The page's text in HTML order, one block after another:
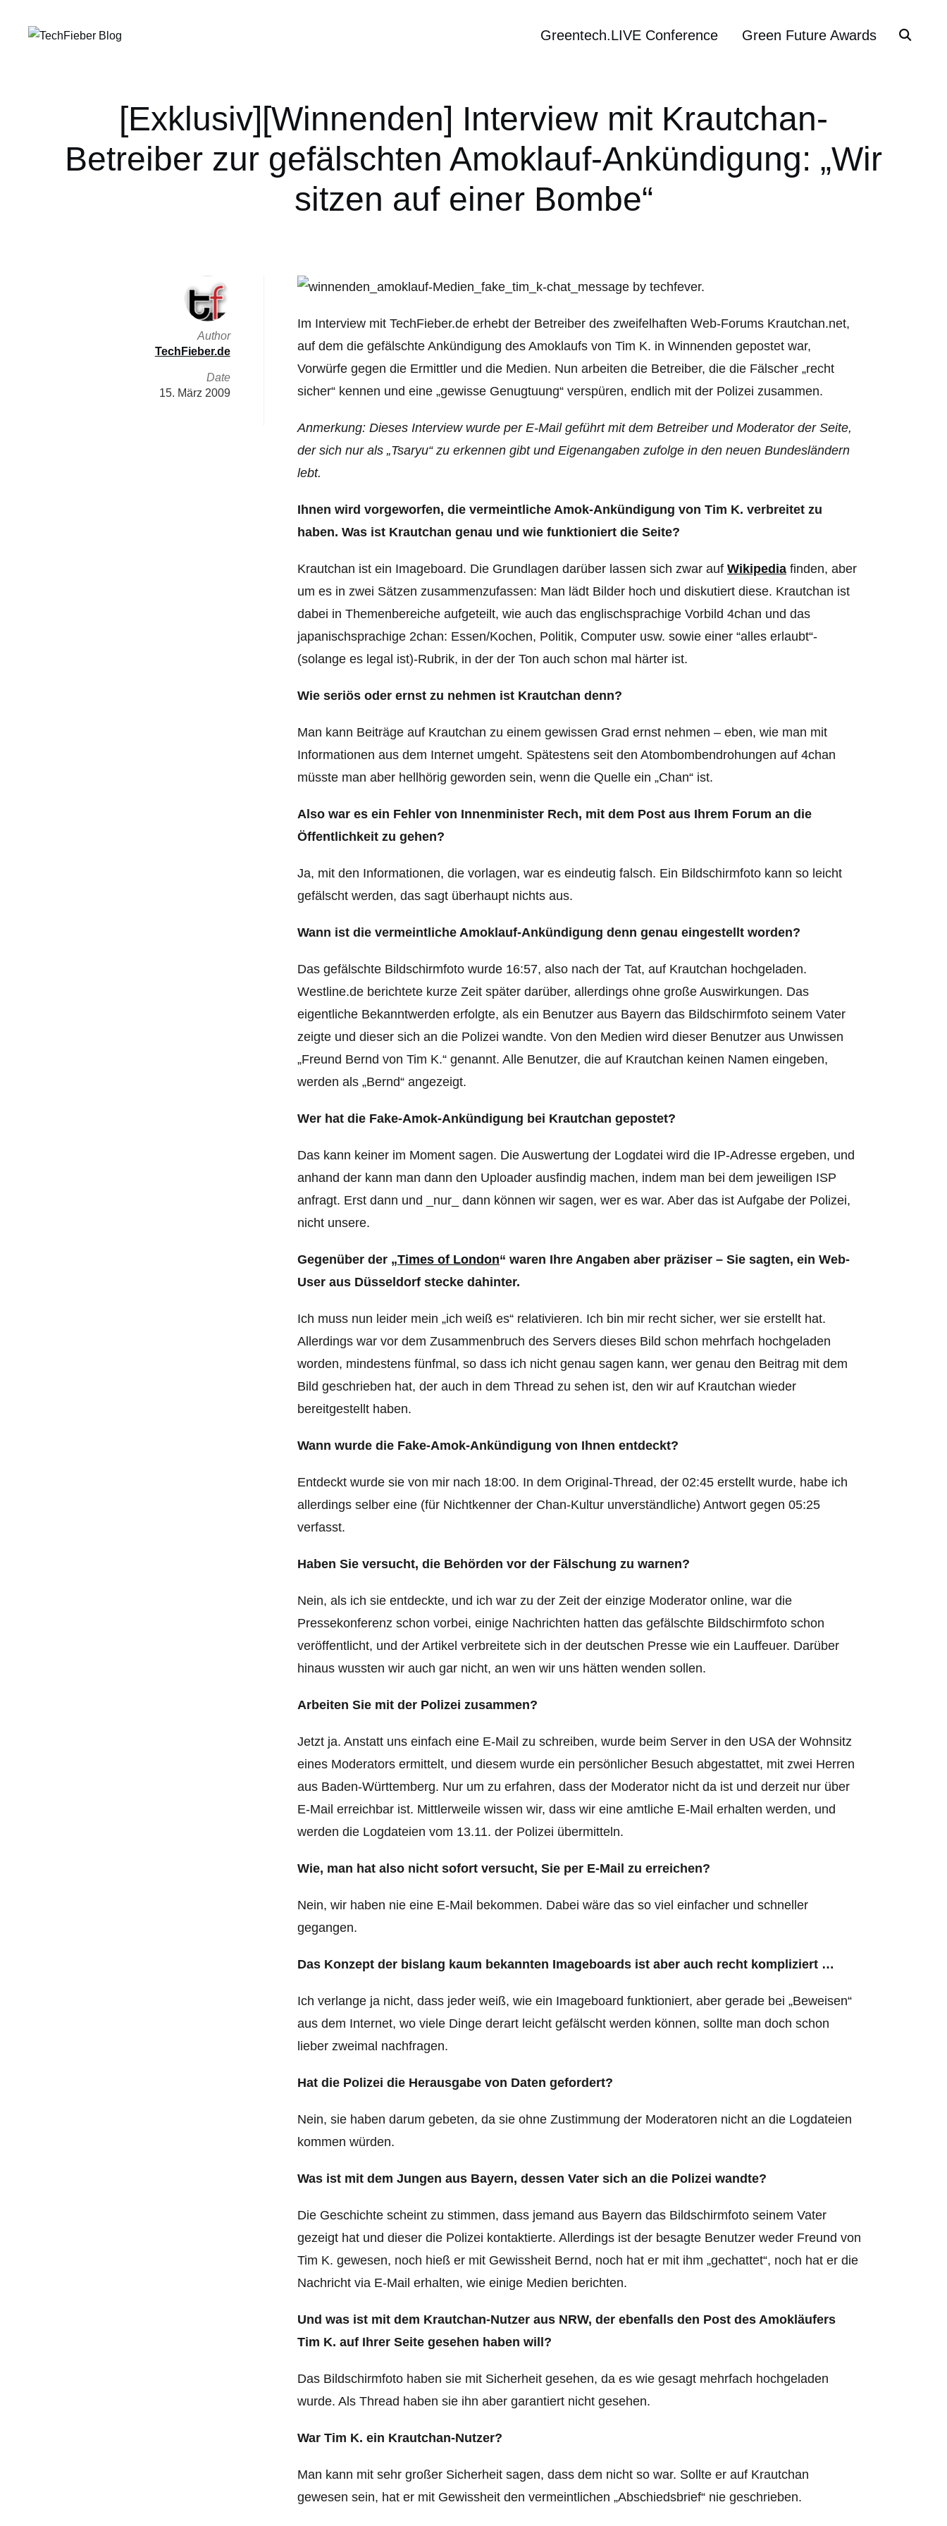
Greentech.LIVE Conference Green Future Awards
[Exklusiv][Winnenden] Interview mit Krautchan-
Betreiber zur gefälschten Amoklauf-Ankündigung: „Wir
sitzen auf einer Bombe“
Im Interview mit TechFieber.de erhebt der Betreiber des zweifelhaften Web-Forums Krautchan.net,
auf dem die gefälschte Ankündigung des Amoklaufs von Tim K. in Winnenden gepostet war,
Vorwürfe gegen die Ermittler und die Medien. Nun arbeiten die Betreiber, die die Fälscher „recht
sicher“ kennen und eine „gewisse Genugtuung“ verspüren, endlich mit der Polizei zusammen.
Anmerkung: Dieses Interview wurde per E-Mail geführt mit dem Betreiber und Moderator der Seite,
der sich nur als „Tsaryu“ zu erkennen gibt und Eigenangaben zufolge in den neuen Bundesländern
lebt.
Ihnen wird vorgeworfen, die vermeintliche Amok-Ankündigung von Tim K. verbreitet zu
haben. Was ist Krautchan genau und wie funktioniert die Seite?
Krautchan ist ein Imageboard. Die Grundlagen darüber lassen sich zwar auf Wikipedia finden, aber
um es in zwei Sätzen zusammenzufassen: Man lädt Bilder hoch und diskutiert diese. Krautchan ist
dabei in Themenbereiche aufgeteilt, wie auch das englischsprachige Vorbild 4chan und das
japanischsprachige 2chan: Essen/Kochen, Politik, Computer usw. sowie einer “alles erlaubt“-
(solange es legal ist)-Rubrik, in der der Ton auch schon mal härter ist.
Wie seriös oder ernst zu nehmen ist Krautchan denn?
Man kann Beiträge auf Krautchan zu einem gewissen Grad ernst nehmen – eben, wie man mit
Informationen aus dem Internet umgeht. Spätestens seit den Atombombendrohungen auf 4chan
müsste man aber hellhörig geworden sein, wenn die Quelle ein „Chan“ ist.
Also war es ein Fehler von Innenminister Rech, mit dem Post aus Ihrem Forum an die
Öffentlichkeit zu gehen?
Ja, mit den Informationen, die vorlagen, war es eindeutig falsch. Ein Bildschirmfoto kann so leicht
gefälscht werden, das sagt überhaupt nichts aus.
Wann ist die vermeintliche Amoklauf-Ankündigung denn genau eingestellt worden?
Das gefälschte Bildschirmfoto wurde 16:57, also nach der Tat, auf Krautchan hochgeladen.
Westline.de berichtete kurze Zeit später darüber, allerdings ohne große Auswirkungen. Das
eigentliche Bekanntwerden erfolgte, als ein Benutzer aus Bayern das Bildschirmfoto seinem Vater
zeigte und dieser sich an die Polizei wandte. Von den Medien wird dieser Benutzer aus Unwissen
„Freund Bernd von Tim K.“ genannt. Alle Benutzer, die auf Krautchan keinen Namen eingeben,
werden als „Bernd“ angezeigt.
Wer hat die Fake-Amok-Ankündigung bei Krautchan gepostet?
Das kann keiner im Moment sagen. Die Auswertung der Logdatei wird die IP-Adresse ergeben, und
anhand der kann man dann den Uploader ausfindig machen, indem man bei dem jeweiligen ISP
anfragt. Erst dann und _nur_ dann können wir sagen, wer es war. Aber das ist Aufgabe der Polizei,
nicht unsere.
Gegenüber der „Times of London“ waren Ihre Angaben aber präziser – Sie sagten, ein Web-
User aus Düsseldorf stecke dahinter.
Ich muss nun leider mein „ich weiß es“ relativieren. Ich bin mir recht sicher, wer sie erstellt hat.
Allerdings war vor dem Zusammenbruch des Servers dieses Bild schon mehrfach hochgeladen
worden, mindestens fünfmal, so dass ich nicht genau sagen kann, wer genau den Beitrag mit dem
Bild geschrieben hat, der auch in dem Thread zu sehen ist, den wir auf Krautchan wieder
bereitgestellt haben.
Wann wurde die Fake-Amok-Ankündigung von Ihnen entdeckt?
Entdeckt wurde sie von mir nach 18:00. In dem Original-Thread, der 02:45 erstellt wurde, habe ich
allerdings selber eine (für Nichtkenner der Chan-Kultur unverständliche) Antwort gegen 05:25
verfasst.
Haben Sie versucht, die Behörden vor der Fälschung zu warnen?
Nein, als ich sie entdeckte, und ich war zu der Zeit der einzige Moderator online, war die
Pressekonferenz schon vorbei, einige Nachrichten hatten das gefälschte Bildschirmfoto schon
veröffentlicht, und der Artikel verbreitete sich in der deutschen Presse wie ein Lauffeuer. Darüber
hinaus wussten wir auch gar nicht, an wen wir uns hätten wenden sollen.
Arbeiten Sie mit der Polizei zusammen?
Jetzt ja. Anstatt uns einfach eine E-Mail zu schreiben, wurde beim Server in den USA der Wohnsitz
eines Moderators ermittelt, und diesem wurde ein persönlicher Besuch abgestattet, mit zwei Herren
aus Baden-Württemberg. Nur um zu erfahren, dass der Moderator nicht da ist und derzeit nur über
E-Mail erreichbar ist. Mittlerweile wissen wir, dass wir eine amtliche E-Mail erhalten werden, und
werden die Logdateien vom 13.11. der Polizei übermitteln.
Wie, man hat also nicht sofort versucht, Sie per E-Mail zu erreichen?
Nein, wir haben nie eine E-Mail bekommen. Dabei wäre das so viel einfacher und schneller
gegangen.
Das Konzept der bislang kaum bekannten Imageboards ist aber auch recht kompliziert …
Ich verlange ja nicht, dass jeder weiß, wie ein Imageboard funktioniert, aber gerade bei „Beweisen“
aus dem Internet, wo viele Dinge derart leicht gefälscht werden können, sollte man doch schon
lieber zweimal nachfragen.
Hat die Polizei die Herausgabe von Daten gefordert?
Nein, sie haben darum gebeten, da sie ohne Zustimmung der Moderatoren nicht an die Logdateien
kommen würden.
Was ist mit dem Jungen aus Bayern, dessen Vater sich an die Polizei wandte?
Die Geschichte scheint zu stimmen, dass jemand aus Bayern das Bildschirmfoto seinem Vater
gezeigt hat und dieser die Polizei kontaktierte. Allerdings ist der besagte Benutzer weder Freund von
Tim K. gewesen, noch hieß er mit Gewissheit Bernd, noch hat er mit ihm „gechattet“, noch hat er die
Nachricht via E-Mail erhalten, wie einige Medien berichten.
Und was ist mit dem Krautchan-Nutzer aus NRW, der ebenfalls den Post des Amokläufers
Tim K. auf Ihrer Seite gesehen haben will?
Das Bildschirmfoto haben sie mit Sicherheit gesehen, da es wie gesagt mehrfach hochgeladen
wurde. Als Thread haben sie ihn aber garantiert nicht gesehen.
War Tim K. ein Krautchan-Nutzer?
Man kann mit sehr großer Sicherheit sagen, dass dem nicht so war. Sollte er auf Krautchan
gewesen sein, hat er mit Gewissheit den vermeintlichen „Abschiedsbrief“ nie geschrieben.
Author
TechFieber.de
Date
15. März 2009